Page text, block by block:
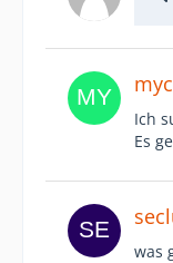
Ich
Es
was